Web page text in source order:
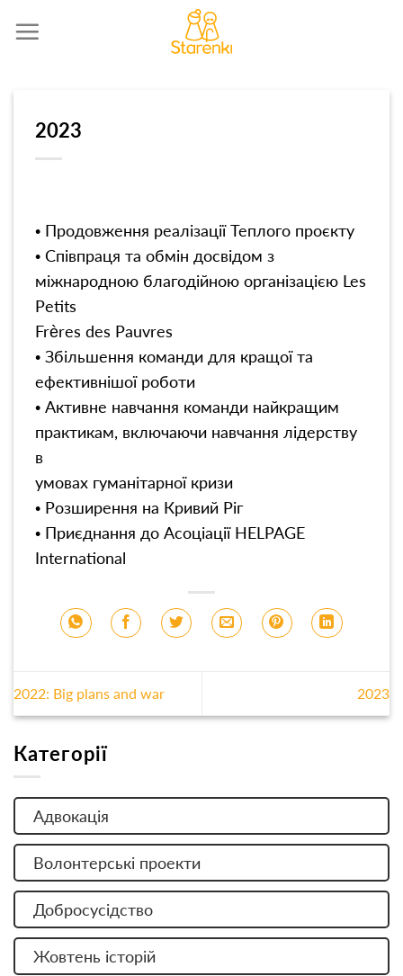
2023
• Продовження реалізації Теплого проєкту
• Співпраця та обмін досвідом з
міжнародною благодійною організацією Les
Petits
Frères des Pauvres
• Збільшення команди для кращої та
ефективнішої роботи
• Активне навчання команди найкращим
практикам, включаючи навчання лідерству
в
умовах гуманітарної кризи
• Розширення на Кривий Ріг
• Приєднання до Асоціації HELPAGE
International
2022: Big plans and war 2023
Категорії
Адвокація
Волонтерські проекти
Добросусідство
Жовтень історій